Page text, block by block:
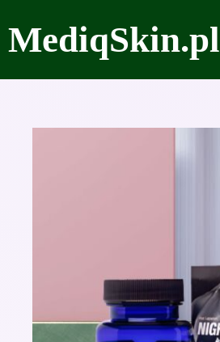
do
treści
MediqSkin.pl